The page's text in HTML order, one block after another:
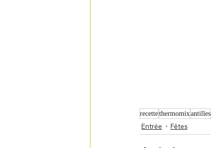
recettethermomixantilles
Entrée Fêtes